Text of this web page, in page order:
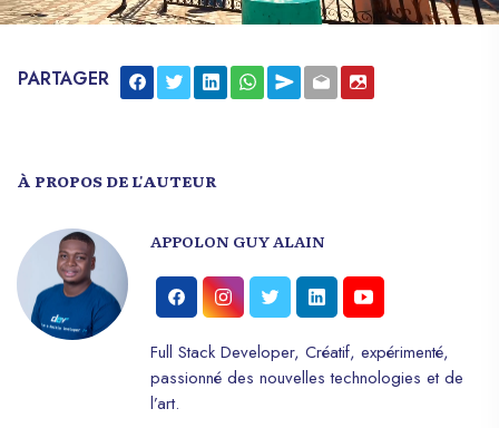
PARTAGER
À PROPOS DE L'AUTEUR
APPOLON GUY ALAIN
Full Stack Developer, Créatif, expérimenté,
passionné des nouvelles technologies et de
l’art.